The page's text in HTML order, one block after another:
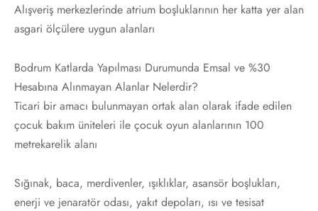
Alışveriş merkezlerinde atrium boşluklarının her katta yer alan
asgari ölçülere uygun alanları
Bodrum Katlarda Yapılması Durumunda Emsal ve %30
Hesabına Alınmayan Alanlar Nelerdir?
Ticari bir amacı bulunmayan ortak alan olarak ifade edilen
çocuk bakım üniteleri ile çocuk oyun alanlarının 100
metrekarelik alanı
Sığınak, baca, merdivenler, ışıklıklar, asansör boşlukları,
enerji ve jenaratör odası, yakıt depoları, ısı ve tesisat